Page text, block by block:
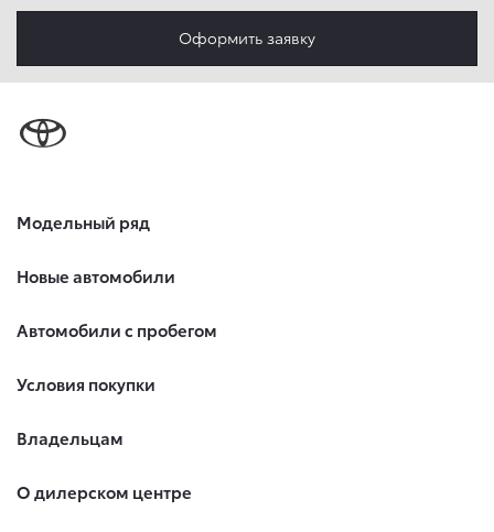
обработки, указанной в настоящем Согласии. Я осведомлен,
если это необходимо для определенной цели, и может
на обработку по истечении 10 лет с тем, чтобы гарантировать,
что оно соответствует моим намерениям.
отправлением с описью вложения по адресу: 141031,
Московская обл., г. о. Мытищи, п. Вёшки, МКАД 84-й км,
Оформить заявку
Модельный ряд
Новые автомобили
Автомобили с пробегом
Условия покупки
Владельцам
О дилерском центре